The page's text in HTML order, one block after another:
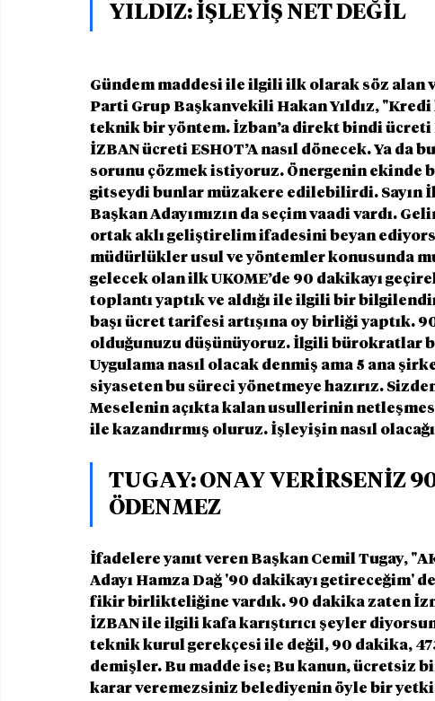
YILDIZ: İŞLEYİŞ NET DEĞİL
Gündem maddesi ile ilgili ilk olarak söz alan
Parti Grup Başkanvekili Hakan Yıldız, "Kredi
teknik bir yöntem. İzban’a direkt bindi ücreti
İZBAN ücreti ESHOT’A nasıl dönecek. Ya
sorunu çözmek istiyoruz. Önergenin ekinde
gitseydi bunlar müzakere edilebilirdi. Sayın
Başkan Adayımızın da seçim vaadi vardı.
ortak aklı geliştirelim ifadesini beyan
müdürlükler usul ve yöntemler konusunda
gelecek olan ilk UKOME’de 90 dakikayı
toplantı yaptık ve aldığı ile ilgili bir
başı ücret tarifesi artışına oy birliği yaptık.
olduğunuzu düşünüyoruz. İlgili bürokratlar
Uygulama nasıl olacak denmiş ama 5 ana
siyaseten bu süreci yönetmeye hazırız.
Meselenin açıkta kalan usullerinin
ile kazandırmış oluruz. İşleyişin nasıl
TUGAY: ONAY VERİRSENİZ
ÖDENMEZ
İfadelere yanıt veren Başkan Cemil Tugay,
Adayı Hamza Dağ '90 dakikayı getireceğim'
fikir birlikteliğine vardık. 90 dakika zaten
İZBAN ile ilgili kafa karıştırıcı şeyler
teknik kurul gerekçesi ile değil, 90 dakika,
demişler. Bu madde ise; Bu kanun, ücretsiz
karar veremezsiniz belediyenin öyle bir